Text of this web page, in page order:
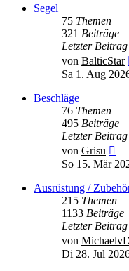
Segel
75 Themen
321 Beiträge
Letzter Beitrag
von BalticStar
Sa 1. Aug
Beschläge
76 Themen
495 Beiträge
Letzter Beitrag
von Grisu
So 15. Mär
Ausrüstung /
215 Themen
1133 Beiträge
Letzter Beitrag
von
Di 28. Jul